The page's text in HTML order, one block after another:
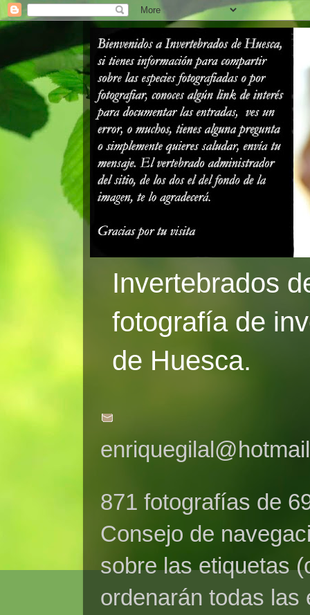
Invertebrados
fotografía de
de Huesca.
871 fotografías de
Consejo de
sobre las etiquetas
ordenarán todas las